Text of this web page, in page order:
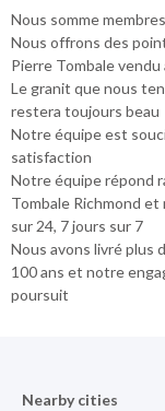
Nous somme
Nous offrons des
Pierre Tombale
Le granit que nous
restera toujours beau
Notre équipe est
satisfaction
Notre équipe répond
Tombale Richmond
sur 24, 7 jours sur 7
Nous avons livré plus
100 ans et notre
poursuit
Nearby cities